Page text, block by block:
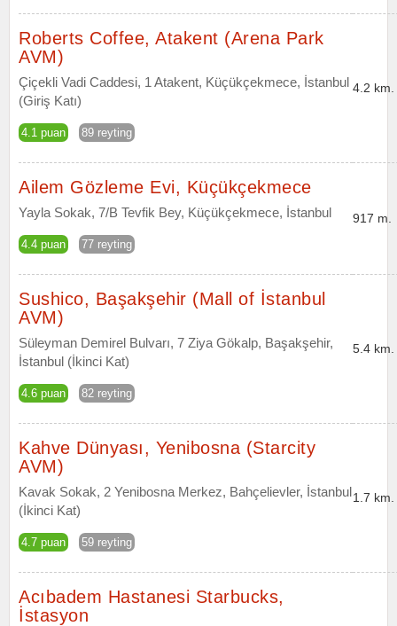
Roberts Coffee, Atakent (Arena Park
AVM)
Çiçekli Vadi Caddesi, 1 Atakent, Küçükçekmece, İstanbul
(Giriş Katı)
4.1 puan 89 reyting
4.2 km.
Ailem Gözleme Evi, Küçükçekmece
Yayla Sokak, 7/B Tevfik Bey, Küçükçekmece, İstanbul
4.4 puan 77 reyting
917 m.
Sushico, Başakşehir (Mall of İstanbul
AVM)
Süleyman Demirel Bulvarı, 7 Ziya Gökalp, Başakşehir,
İstanbul (İkinci Kat)
4.6 puan 82 reyting
5.4 km.
Kahve Dünyası, Yenibosna (Starcity
AVM)
Kavak Sokak, 2 Yenibosna Merkez, Bahçelievler, İstanbul
(İkinci Kat)
4.7 puan 59 reyting
1.7 km.
Acıbadem Hastanesi Starbucks,
İstasyon